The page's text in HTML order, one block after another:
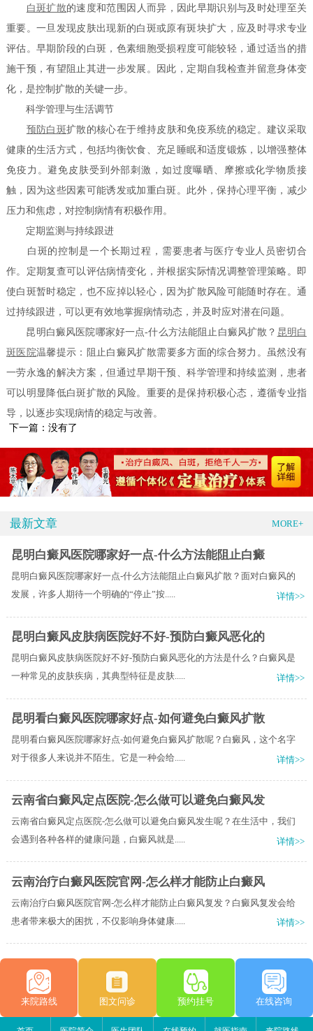
白斑扩散的速度和范围因人而异，因此早期识别与及时处理至关
重要。一旦发现皮肤出现新的白斑或原有斑块扩大，应及时寻求专业
评估。早期阶段的白斑，色素细胞受损程度可能较轻，通过适当的措
施干预，有望阻止其进一步发展。因此，定期自我检查并留意身体变
化，是控制扩散的关键一步。
科学管理与生活调节
预防白斑扩散的核心在于维持皮肤和免疫系统的稳定。建议采取
健康的生活方式，包括均衡饮食、充足睡眠和适度锻炼，以增强整体
免疫力。避免皮肤受到外部刺激，如过度曝晒、摩擦或化学物质接
触，因为这些因素可能诱发或加重白斑。此外，保持心理平衡，减少
压力和焦虑，对控制病情有积极作用。
定期监测与持续跟进
白斑的控制是一个长期过程，需要患者与医疗专业人员密切合
作。定期复查可以评估病情变化，并根据实际情况调整管理策略。即
使白斑暂时稳定，也不应掉以轻心，因为扩散风险可能随时存在。通
过持续跟进，可以更有效地掌握病情动态，并及时应对潜在问题。
昆明白癜风医院哪家好一点-什么方法能阻止白癜风扩散？ 昆明白
斑医院温馨提示：阻止白癜风扩散需要多方面的综合努力。虽然没有
一劳永逸的解决方案，但通过早期干预、科学管理和持续监测，患者
可以明显降低白斑扩散的风险。重要的是保持积极心态，遵循专业指
导，以逐步实现病情的稳定与改善。
下一篇：没有了
最新文章 MORE+
昆明白癜风医院哪家好一点-什么方法能阻止白癜
昆明白癜风医院哪家好一点-什么方法能阻止白癜风扩散？面对白癜风的
发展，许多人期待一个明确的“停止”按.....
详情>>
昆明白癜风皮肤病医院好不好-预防白癜风恶化的
昆明白癜风皮肤病医院好不好-预防白癜风恶化的方法是什么？白癜风是
一种常见的皮肤疾病，其典型特征是皮肤.....
详情>>
昆明看白癜风医院哪家好点-如何避免白癜风扩散
昆明看白癜风医院哪家好点-如何避免白癜风扩散呢？白癜风，这个名字
对于很多人来说并不陌生。它是一种会给.....
详情>>
云南省白癜风定点医院-怎么做可以避免白癜风发
云南省白癜风定点医院-怎么做可以避免白癜风发生呢？在生活中，我们
会遇到各种各样的健康问题，白癜风就是.....
详情>>
云南治疗白癜风医院官网-怎么样才能防止白癜风
云南治疗白癜风医院官网-怎么样才能防止白癜风复发？白癜风复发会给
患者带来极大的困扰，不仅影响身体健康.....
详情>>
来院路线 图文问诊 预约挂号 在线咨询